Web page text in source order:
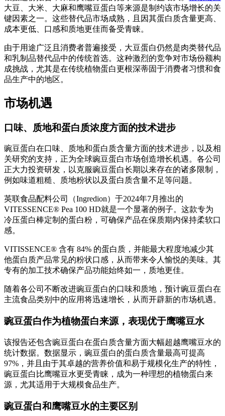
大豆、大米、大麻和鹰嘴豆蛋白等来源是制约该市场增长的关
键因素之一。这些替代品市场成熟，且因其蛋白质含量更高、
成本更低、口感和质地更佳而备受青睐。
由于用途广泛且消费者普遍接受，大豆蛋白仍然是肉类替代品
和乳制品替代品中的传统首选。这种激烈的竞争对市场份额构
成挑战，尤其是在传统植物蛋白更根深蒂固于消费者习惯和食
品生产中的地区。
市场机遇
口味、质地和蛋白质浓度方面的技术进步
豌豆蛋白在口味、质地和蛋白质含量方面的技术进步，以及相
关研究的支持，正为全球豌豆蛋白市场创造增长机遇。各公司
正大力投资研发，以克服豌豆蛋白长期以来存在的诸多限制，
例如味道粗糙、质地粉状以及蛋白质含量不足等问题。
英联食品配料公司（Ingredion）于2024年7月推出的
VITESSENCE® Pea 100 HD就是一个显著的例子。这款专为
冷压蛋白棒定制的蛋白粉，可确保产品在保质期内保持柔软口
感。
VITISSENCE® 含有 84% 的蛋白质，并能最大程度地减少其
他蛋白质产品常见的粉状口感，从而带来令人愉悦的美味。其
专有的加工技术确保产品功能始终如一，质地更佳。
随着各公司不断改进豌豆蛋白的口味和质地，预计豌豆蛋白在
主流食品类别中的应用将迅速增长，从而开辟新的市场机遇。
豌豆蛋白作为植物蛋白来源，表现优于鹰嘴豆水
该报告还包含豌豆蛋白在蛋白质含量方面大幅超越鹰嘴豆水的
统计数据。数据显示，豌豆蛋白的蛋白质含量最高可提高
97%，并且由于其卓越的营养价值和易于规模化生产的特性，
豌豆蛋白比鹰嘴豆水更受青睐，成为一种理想的植物蛋白来
源，尤其适用于大规模食品生产。
豌豆蛋白和鹰嘴豆水的主要区别